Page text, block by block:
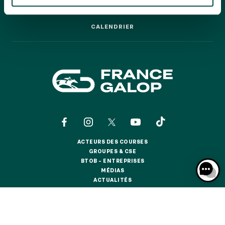
JEUXDI BY PARISLONGCHAMP
TOUS NOS ÉVÉNEMENTS
ABONNEMENTS ANNUELS
ABONNEMENTS ANNUELS
JOURS DE COURSES
LES COURSES PAS À PAS
CALENDRIER
ACTEURS DES COURSES
ACTEURS DES COURSES
GROUPES & CSE
GROUPES & CSE
BTOB – ENTREPRISES
BTOB – ENTREPRISES
MÉDIAS
MÉDIAS
ACTUALITÉS
ACTUALITÉS